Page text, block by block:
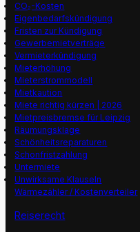
CO₂-Kosten
Eigenbedarfskündigung
Fristen zur Kündigung
Gewerbemietverträge
Vermieterkündigung
Mieterhöhung
Mieterstrommodell
Mietkaution
Miete richtig kürzen | 2026
Mietpreisbremse für Leipzig
Räumungsklage
Schönheitsreparaturen
Schonfristzahlung
Untermiete
Unwirksame Klauseln
Wärmezähler / Kostenverteiler
Reiserecht